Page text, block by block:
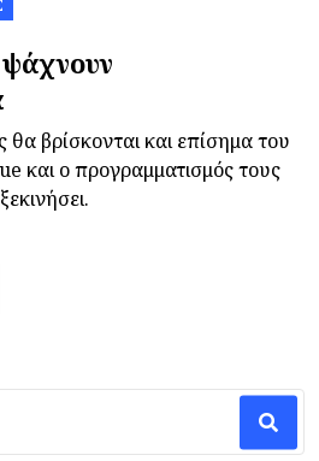
βρίσκονται και επίσημα του
και ο προγραμματισμός τους